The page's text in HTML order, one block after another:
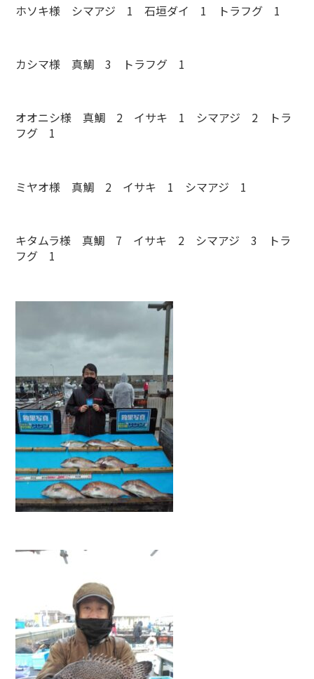
ホソキ様 シマアジ 1 石垣ダイ 1 トラフグ 1
カシマ様 真鯛 3 トラフグ 1
オオニシ様 真鯛 2 イサキ 1 シマアジ 2 トラ
フグ 1
ミヤオ様 真鯛 2 イサキ 1 シマアジ 1
キタムラ様 真鯛 7 イサキ 2 シマアジ 3 トラ
フグ 1